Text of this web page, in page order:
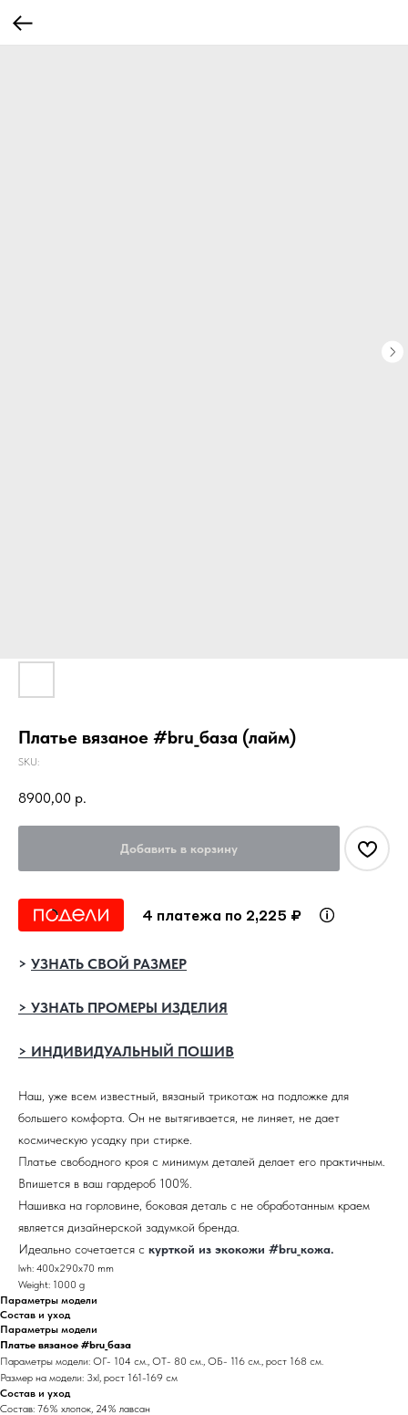
Платье вязаное #bru_база (лайм)
SKU:
8900,00 р.
Добавить в корзину
4 платежа по 2,225 ₽
> УЗНАТЬ СВОЙ РАЗМЕР
> УЗНАТЬ ПРОМЕРЫ ИЗДЕЛИЯ
> ИНДИВИДУАЛЬНЫЙ ПОШИВ
Наш, уже всем известный, вязаный трикотаж на подложке для
большего комфорта. Он не вытягивается, не линяет, не дает
космическую усадку при стирке.
Платье свободного кроя с минимум деталей делает его практичным.
Впишется в ваш гардероб 100%.
Нашивка на горловине, боковая деталь с не обработанным краем
является дизайнерской задумкой бренда.
Идеально сочетается с курткой из экокожи #bru_кожа.
lwh: 400x290x70 mm
Weight: 1000 g
Параметры модели
Состав и уход
Параметры модели
Платье вязаное #bru_база
Параметры модели: ОГ- 104 см., ОТ- 80 см., ОБ- 116 см., рост 168 см.
Размер на модели: 3xl, рост 161-169 см
Состав и уход
Состав: 76% хлопок, 24% лавсан